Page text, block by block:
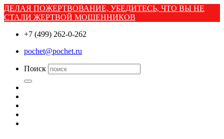
ДЕЛАЯ ПОЖЕРТВОВАНИЕ, УБЕДИТЕСЬ, ЧТО ВЫ НЕ
СТАЛИ ЖЕРТВОЙ МОШЕННИКОВ
+7 (499) 262-0-262
pochet@pochet.ru
Поиск